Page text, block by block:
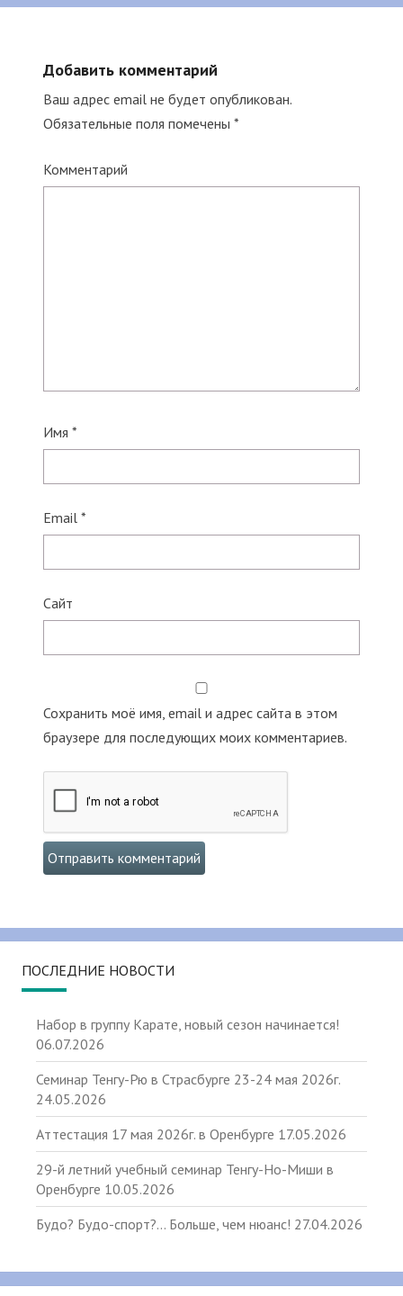
Добавить комментарий
Ваш адрес email не будет опубликован.
Обязательные поля помечены *
Комментарий
Имя *
Email *
Сайт
Сохранить моё имя, email и адрес сайта в этом
браузере для последующих моих комментариев.
ПОСЛЕДНИЕ НОВОСТИ
Набор в группу Карате, новый сезон начинается!
06.07.2026
Семинар Тенгу-Рю в Страсбурге 23-24 мая 2026г.
24.05.2026
Аттестация 17 мая 2026г. в Оренбурге 17.05.2026
29-й летний учебный семинар Тенгу-Но-Миши в
Оренбурге 10.05.2026
Будо? Будо-спорт?… Больше, чем нюанс! 27.04.2026